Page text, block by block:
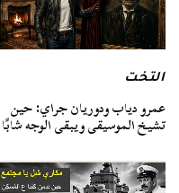
التخت
عمرو دياب ودوريان جراي: حين
تشيخ الموسيقى ويبقى الوجه شابًا